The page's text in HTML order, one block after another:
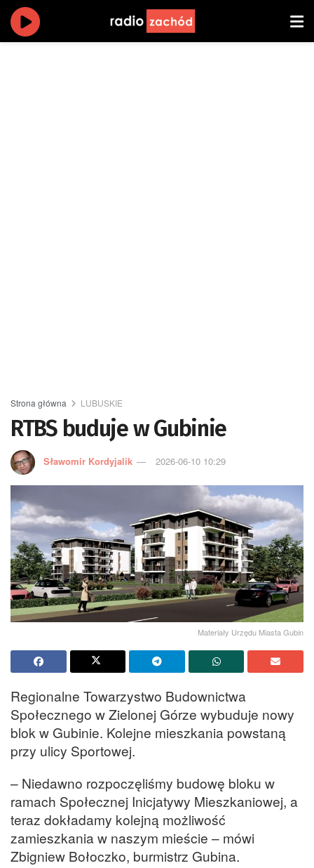
Strona główna LUBUSKIE
RTBS buduje w Gubinie
Sławomir Kordyjalik 2026-06-10 10:29
Materiały Urzędu Miasta Gubin
Regionalne Towarzystwo Budownictwa
Społecznego w Zielonej Górze wybuduje nowy
blok w Gubinie. Kolejne mieszkania powstaną
przy ulicy Sportowej.
– Niedawno rozpoczęliśmy budowę bloku w
ramach Społecznej Inicjatywy Mieszkaniowej, a
teraz dokładamy kolejną możliwość
zamieszkania w naszym mieście – mówi
Zbigniew Bołoczko, burmistrz Gubina.